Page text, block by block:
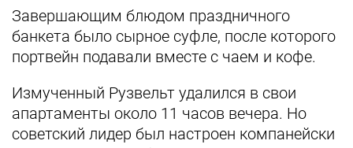
Завершающим блюдом праздничного
банкета было сырное суфле, после которого
портвейн подавали вместе с чаем и кофе.
Измученный Рузвельт удалился в свои
апартаменты около 11 часов вечера. Но
советский лидер был настроен компанейски